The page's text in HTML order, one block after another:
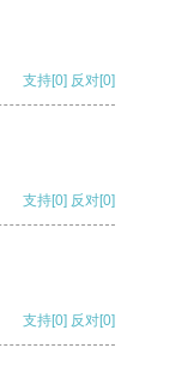
支持[0] 反对[0]
支持[0] 反对[0]
支持[0] 反对[0]